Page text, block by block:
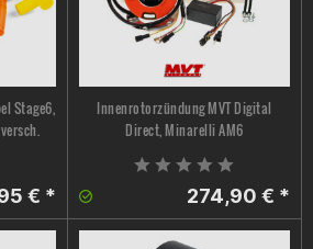
Stage6,
€ *
Innenrotorzündung MVT Digital
Direct, Minarelli AM6
274,90 € *